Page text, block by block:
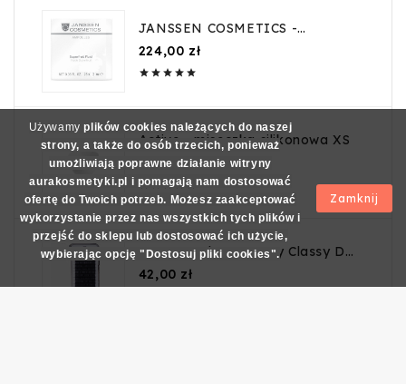
JANSSEN COSMETICS -
SUPERFRUIT FLUID AMPUŁKI
DO SKÓRY WYMAGAJĄCEJ
25x2ML
224,00 złCena
    
Active - miseczka silikonowa XS
11,99 złCena

Secret Lashes - Rzęsy Classy D
0,10 10mm
42,00 złCena
Używamy plików cookies należących do naszej
strony, a także do osób trzecich, ponieważ
umożliwiają poprawne działanie witryny
aurakosmetyki.pl i pomagają nam dostosować
ofertę do Twoich potrzeb. Możesz zaakceptować
wykorzystanie przez nas wszystkich tych plików i
przejść do sklepu lub dostosować ich użycie,
wybierając opcję "Dostosuj pliki cookies".
Zamknij